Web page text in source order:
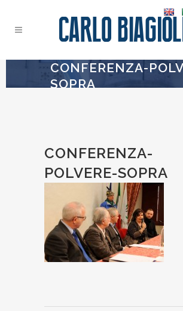
CONFERENZA-
SOPRA
CONFERENZA-
POLVERE-SOPRA